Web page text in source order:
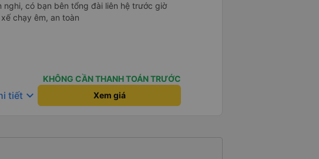
nghi, có bạn bên tổng đài liên hệ trước giờ
chạy êm, an toàn
KHÔNG CẦN THANH TOÁN TRƯỚC
tiết keyboard_arrow_down Xem giá